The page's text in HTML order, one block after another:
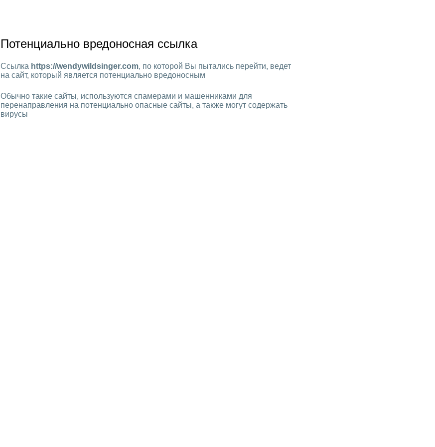
Потенциально вредоносная ссылка
Ссылка https://wendywildsinger.com, по которой Вы пытались перейти, ведет
на сайт, который является потенциально вредоносным
Обычно такие сайты, используются спамерами и машенниками для
перенаправления на потенциально опасные сайты, а также могут содержать
вирусы